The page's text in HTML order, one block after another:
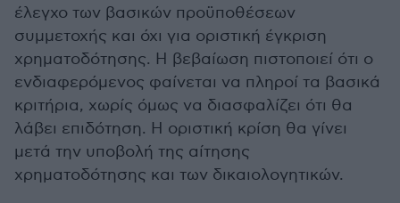
έλεγχο των βασικών προϋποθέσεων
συμμετοχής και όχι για οριστική έγκριση
χρηματοδότησης. Η βεβαίωση πιστοποιεί ότι ο
ενδιαφερόμενος φαίνεται να πληροί τα βασικά
κριτήρια, χωρίς όμως να διασφαλίζει ότι θα
λάβει επιδότηση. Η οριστική κρίση θα γίνει
μετά την υποβολή της αίτησης
χρηματοδότησης και των δικαιολογητικών.